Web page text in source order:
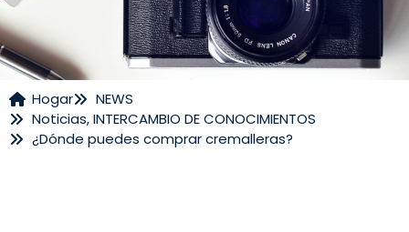
NOTICIAS
Hogar
NEWS
Noticias,INTERCAMBIO DE CONOCIMIENTOS
¿Dónde puedes comprar cremalleras?